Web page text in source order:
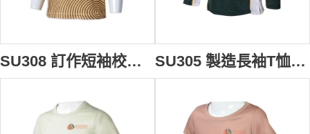
SU308 訂作短袖校服熱升華T恤 自製黃色圓領印LOGO熱升華 校服供應商 HK 國際學校 預備班 SU305 製造長袖T恤校服 設計拼接刺繡LOGO校服 校服專門店 英國